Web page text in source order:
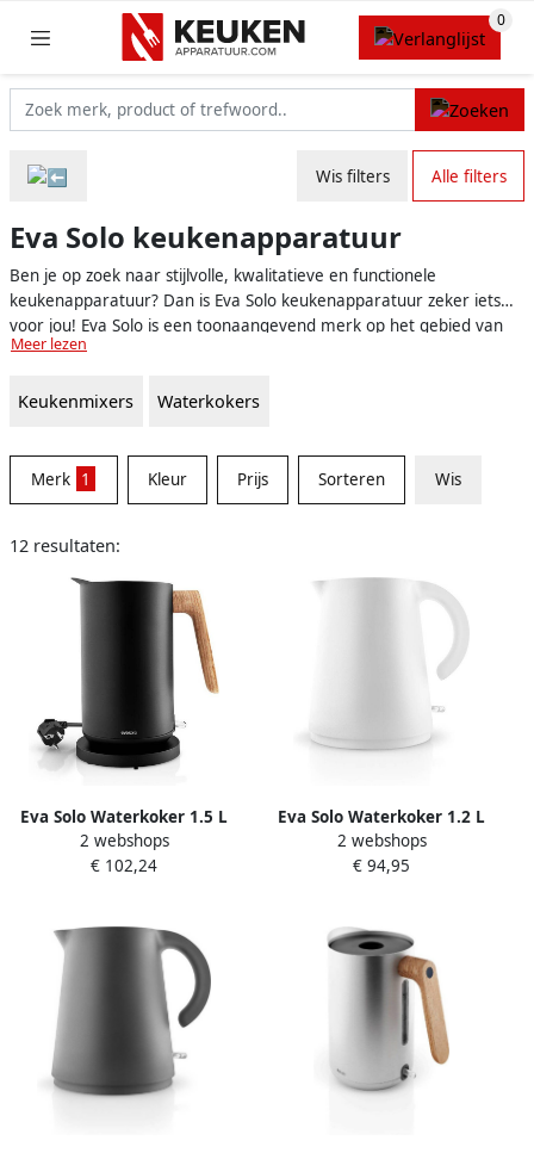
Wis filters Alle filters
Eva Solo keukenapparatuur
Ben je op zoek naar stijlvolle, kwalitatieve en functionele
keukenapparatuur? Dan is Eva Solo keukenapparatuur zeker iets
voor jou! Eva Solo is een toonaangevend merk op het gebied van
keukenapparatuur en heeft een uitgebreid assortiment aan
pannen en messen tot keukengadgets en keukenaccessoires, bij
Meer lezen
Keukenmixers Waterkokers
Merk 1 Kleur Prijs Sorteren Wis
12 resultaten:
Eva Solo Waterkoker 1.5 L
Zwart Nordic Kitchen
2 webshops
€ 102,24
Eva Solo Waterkoker 1.2 L
Wit Rise
2 webshops
€ 94,95